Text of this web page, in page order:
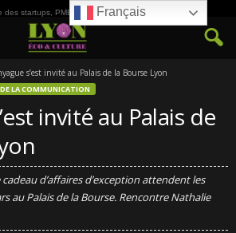
des startups, PME, ETI et de la Culture
s’est invité au Palais de la Bourse Lyon
LA COMMUNICATION
invité au Palais de
d’affaires d’exception attendent les
au Palais de la Bourse. Rencontre Nathalie
Français